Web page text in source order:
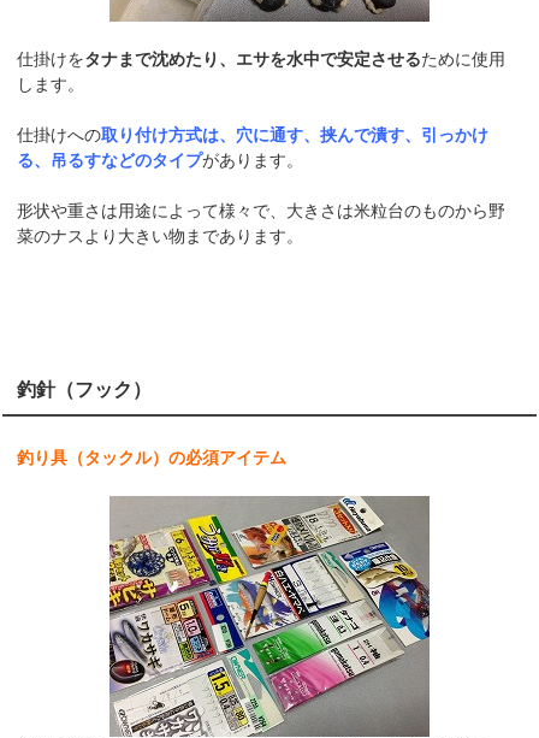
仕掛けをタナまで沈めたり、エサを水中で安定させるために使用
します。
仕掛けへの取り付け方式は、穴に通す、挟んで潰す、引っかけ
る、吊るすなどのタイプがあります。
形状や重さは用途によって様々で、大きさは米粒台のものから野
菜のナスより大きい物まであります。
釣針（フック）
釣り具（タックル）の必須アイテム